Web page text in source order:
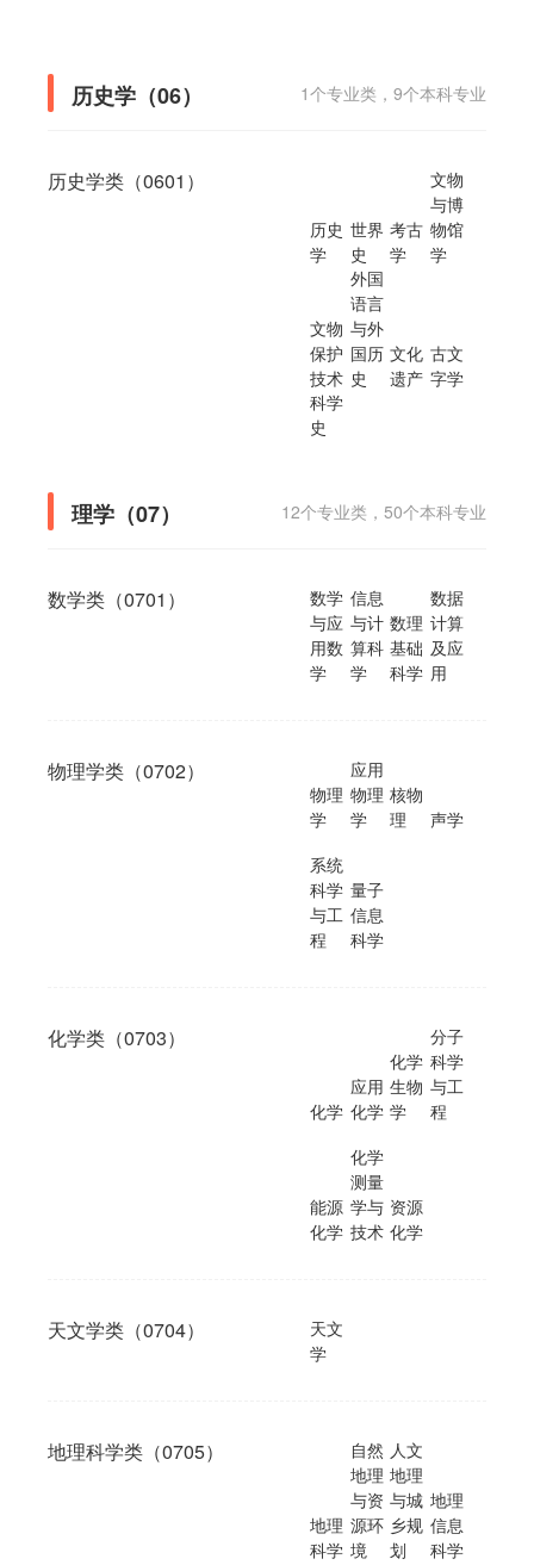
历史学（06） 1个专业类，9个本科专业
历史学类（0601）
历史
学
世界
史
考古
学
文物
与博
物馆
学
文物
保护
技术
外国
语言
与外
国历
史
文化
遗产
古文
字学
科学
史
理学（07） 12个专业类，50个本科专业
数学类（0701）
数学
与应
用数
学
信息
与计
算科
学
数理
基础
科学
数据
计算
及应
用
物理学类（0702）
物理
学
应用
物理
学
核物
理
声学
系统
科学
与工
程
量子
信息
科学
化学类（0703）
化学
应用
化学
化学
生物
学
分子
科学
与工
程
能源
化学
化学
测量
学与
技术
资源
化学
天文学类（0704）
天文
学
地理科学类（0705）
地理
科学
自然
地理
与资
源环
境
人文
地理
与城
乡规
划
地理
信息
科学